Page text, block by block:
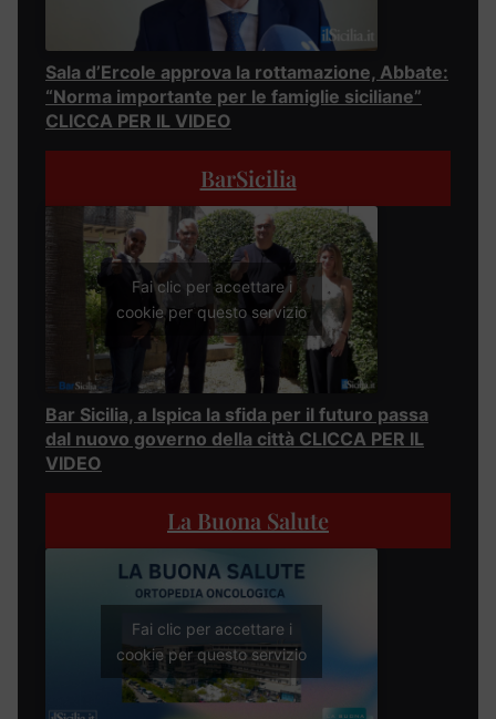
Sala d’Ercole approva la rottamazione, Abbate:
“Norma importante per le famiglie siciliane”
CLICCA PER IL VIDEO
BarSicilia
Fai clic per accettare i
cookie per questo servizio
Bar Sicilia, a Ispica la sfida per il futuro passa
dal nuovo governo della città CLICCA PER IL
VIDEO
La Buona Salute
Fai clic per accettare i
cookie per questo servizio